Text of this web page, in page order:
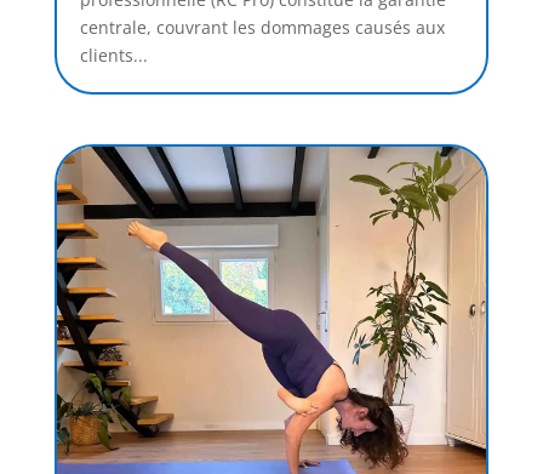
centrale, couvrant les dommages causés aux
clients...